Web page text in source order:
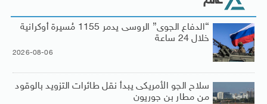
“الدفاع الجوى” الروسى يدمر 1155 مُسيرة أوكرانية
خلال 24 ساعة
2026-08-06
سلاح الجو الأمريكى يبدأ نقل طائرات التزويد بالوقود
من مطار بن جوريون